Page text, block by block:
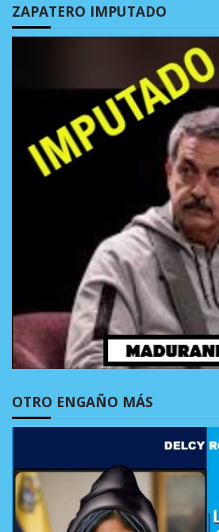
ZAPATERO IMPUTADO
OTRO ENGAÑO MÁS